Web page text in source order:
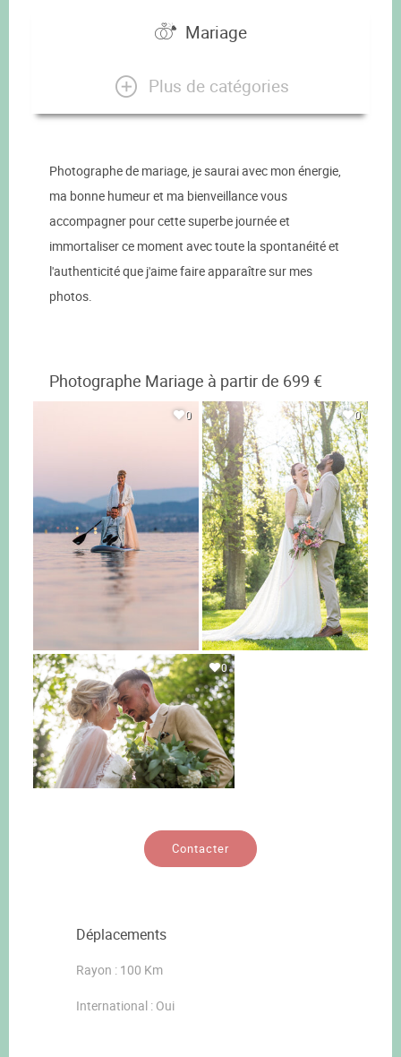
Mariage
Plus de catégories
Photographe de mariage, je saurai avec mon énergie,
ma bonne humeur et ma bienveillance vous
accompagner pour cette superbe journée et
immortaliser ce moment avec toute la spontanéité et
l'authenticité que j'aime faire apparaître sur mes
photos.
Photographe Mariage à partir de 699 €
0 0
0
Contacter
Déplacements
Rayon : 100 Km
International : Oui